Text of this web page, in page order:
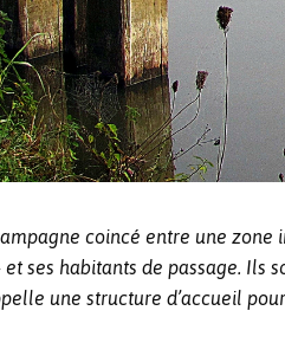
coincé entre une
et ses habitants de passage.
une structure d’accueil